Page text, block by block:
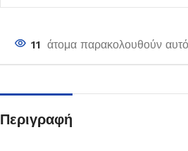
11 άτομα παρακολουθούν
Περιγραφή